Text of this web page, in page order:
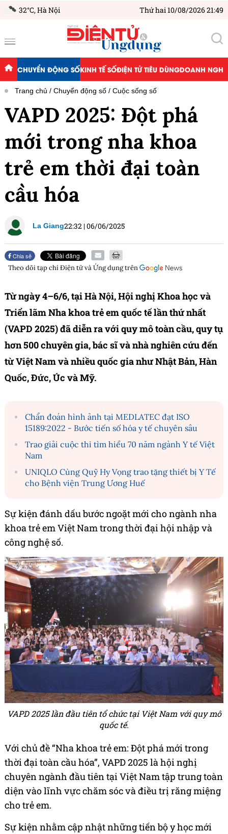
32°C,Hà Nội Thứ hai 10/08/2026 21:49
CHUYỂN ĐỘNG SỐKINH TẾ SỐĐIỆN TỬ TIÊU DÙNGDOANH
Trang chủ Chuyển động số Cuộc sống số
VAPD 2025: Đột phá
mới trong nha khoa
trẻ em thời đại toàn
cầu hóa
La Giang22:32 |06/06/2025
Chia sẻ
Theo dõi tạp chíĐiện tử và Ứng dụngtrên
Từ ngày 4–6/6, tại Hà Nội, Hội nghị Khoa học và
Triển lãm Nha khoa trẻ em quốc tế lần thứ nhất
(VAPD 2025) đã diễn ra với quy mô toàn cầu, quy tụ
hơn 500 chuyên gia, bác sĩ và nhà nghiên cứu đến
từ Việt Nam và nhiều quốc gia như Nhật Bản, Hàn
Quốc, Đức, Úc và Mỹ.
Chẩn đoán hình ảnh tại MEDLATEC đạt ISO
15189:2022 - Bước tiến số hóa y tế chuyên sâu
Trao giải cuộc thi tìm hiểu 70 năm ngành Y tế Việt
Nam
UNIQLO Cùng Quỹ Hy Vọng trao tặng thiết bị Y Tế
cho Bệnh viện Trung Ương Huế
Sự kiện đánh dấu bước ngoặt mới cho ngành nha
khoa trẻ em Việt Nam trong thời đại hội nhập và
công nghệ số.
VAPD 2025 lần đầu tiên tổ chức tại Việt Nam với quy mô
quốc tế.
Với chủ đề “Nha khoa trẻ em: Đột phá mới trong
thời đại toàn cầu hóa”, VAPD 2025 là hội nghị
chuyên ngành đầu tiên tại Việt Nam tập trung toàn
diện vào lĩnh vực chăm sóc và điều trị răng miệng
cho trẻ em.
Sự kiện nhằm cập nhật những tiến bộ y học mới